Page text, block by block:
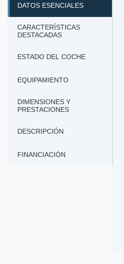
DATOS ESENCIALES
CARACTERÍSTICAS
DESTACADAS
ESTADO DEL COCHE
EQUIPAMIENTO
DIMENSIONES Y
PRESTACIONES
DESCRIPCIÓN
FINANCIACIÓN